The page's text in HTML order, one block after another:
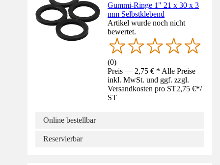
Gummi-Ringe 1" 21 x 30 x 3
mm Selbstklebend
Artikel wurde noch nicht
bewertet.
(0)
Preis — 2,75 € * Alle Preise
inkl. MwSt. und ggf. zzgl.
Versandkosten pro ST2,75 €*/
ST
Online bestellbar
Reservierbar